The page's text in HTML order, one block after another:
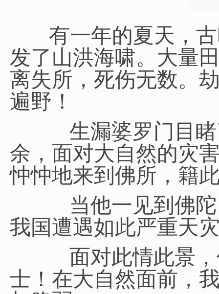
有一年的夏天，
发了山洪海啸。大量
离失所，死伤无数。
遍野！
生漏婆罗门目睹
余，面对大自然的灾
忡忡地来到佛所，籍
当他一见到佛陀
我国遭遇如此严重天
面对此情此景，
士！在大自然面前，